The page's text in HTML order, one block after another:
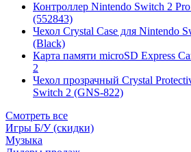
Контроллер Nintendo Switch 2
(552843)
Чехол Сrystal Сase для Nintendo
(Black)
Карта памяти microSD Express
2
Чехол прозрачный Crystal
Switch 2 (GNS-822)
Смотреть все
Игры Б/У (скидки)
Музыка